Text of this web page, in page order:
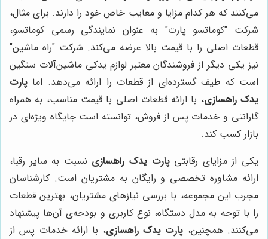
می‌کنند که هر کدام مزایا و معایب خاص خود را دارند. برای مثال،
شرکت "کوماتسو پارت" به عنوان نمایندگی رسمی کوماتسو،
قطعات اصلی را با قیمت بالا عرضه می‌کند. شرکت "راه ماشین"
نیز یکی دیگر از فروشندگان معتبر لوازم یدکی ماشین‌آلات سنگین
است که طیف گسترده‌ای از قطعات را ارائه می‌دهد. اما پارت
یدک راهسازی، با ارائه قطعات اصلی با قیمت مناسب، به همراه
گارانتی و خدمات پس از فروش، توانسته است جایگاه ویژه‌ای در
بازار کسب کند.
یکی از مزایای رقابتیپارت یدک راهسازی نسبت به سایر رقبا،
ارائه مشاوره تخصصی و رایگان به مشتریان است. کارشناسان
مجرب این مجموعه، با بررسی نیازهای مشتریان، بهترین قطعات
را با توجه به مدل دستگاه، نوع کاربری و بودجه‌ی آن‌ها پیشنهاد
می‌کنند. همچنین، پارت یدک راهسازی، با ارائه خدمات پس از